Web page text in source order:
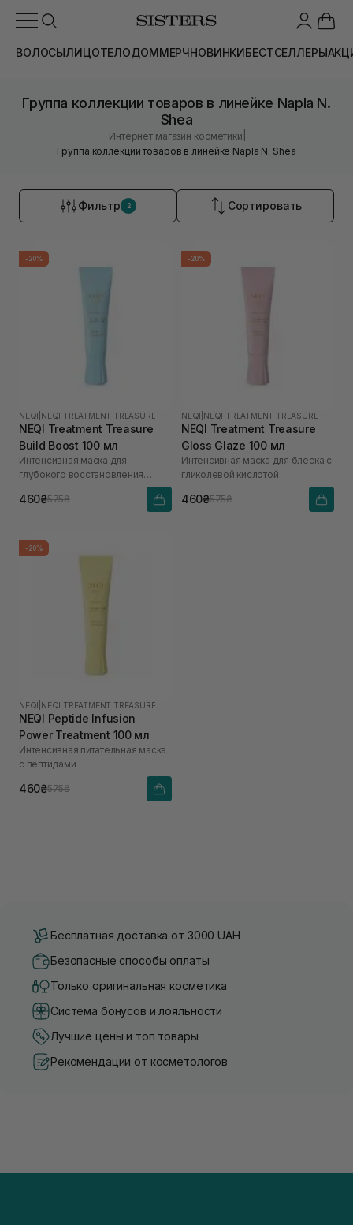
ВОЛОСЫЛИЦОТЕЛОДОММЕРЧНОВИНКИБЕСТСЕЛЛЕРЫ
Группа коллекции товаров в линейке Napla N.
Shea
Интернет магазин косметики
Группа коллекции товаров в линейке Napla N. Shea
Фильтр 2 Сортировать
-20%
NEQI NEQI TREATMENT TREASURE
NEQI Treatment Treasure
Build Boost 100 мл
Интенсивная маска для
глубокого восстановления
волос с малеиновой кислотой
460₴575₴
-20%
NEQI NEQI TREATMENT TREASURE
NEQI Treatment Treasure
Gloss Glaze 100 мл
Интенсивная маска для блеска с
гликолевой кислотой
460₴575₴
-20%
NEQI NEQI TREATMENT TREASURE
NEQI Peptide Infusion
Power Treatment 100 мл
Интенсивная питательная маска
с пептидами
460₴575₴
Бесплатная доставка от 3000 UAH
Безопасные способы оплаты
Только оригинальная косметика
Система бонусов и лояльности
Лучшие цены и топ товары
Рекомендации от косметологов